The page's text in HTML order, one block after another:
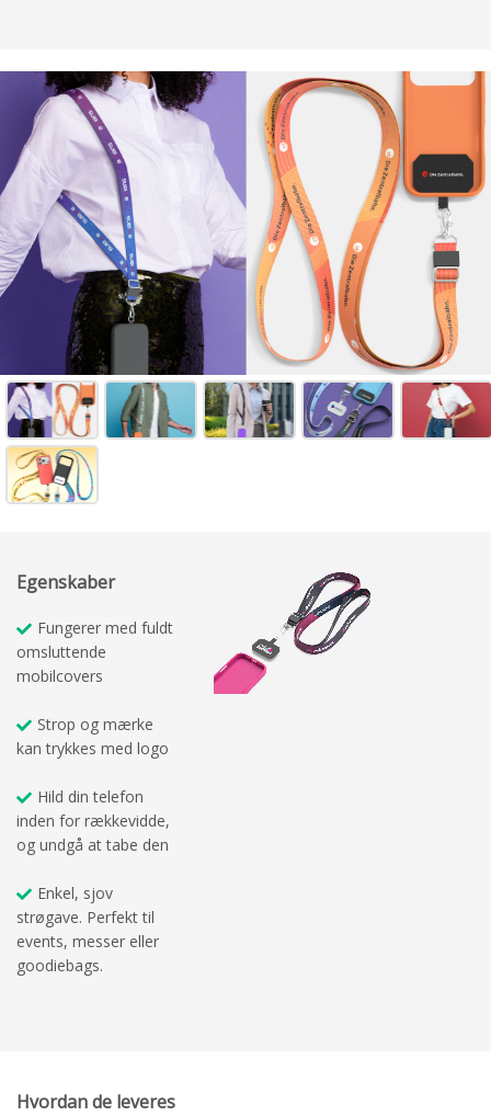
Egenskaber
Fungerer med fuldt
omsluttende
mobilcovers
Strop og mærke
kan trykkes med logo
Hild din telefon
inden for rækkevidde,
og undgå at tabe den
Enkel, sjov
strøgave. Perfekt til
events, messer eller
goodiebags.
Hvordan de leveres